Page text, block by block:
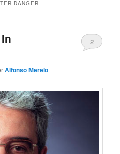
DANGER
Alfonso Merelo
2